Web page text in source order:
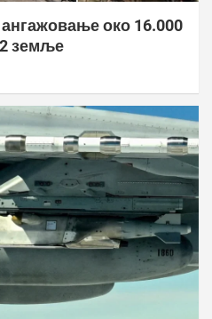
око 16.000
земље